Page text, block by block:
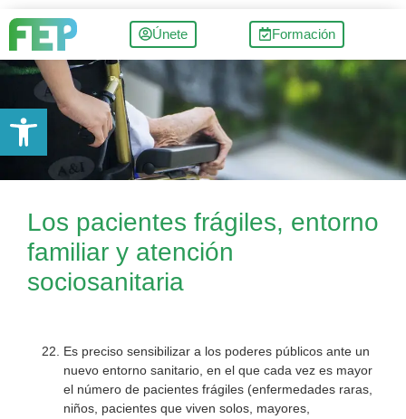
Únete Formación
Los pacientes frágiles, entorno
familiar y atención
sociosanitaria
Es preciso sensibilizar a los poderes públicos ante un
nuevo entorno sanitario, en el que cada vez es mayor
el número de pacientes frágiles (enfermedades raras,
niños, pacientes que viven solos, mayores,
Abrir barra de herramientas